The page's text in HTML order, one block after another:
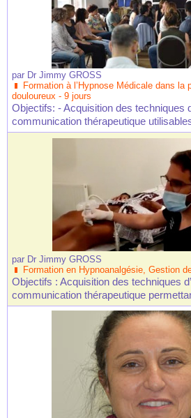
par Dr Jimmy GROSS
Formation à l’Hypnose Médicale dans la
douloureux - 9 jours
Objectifs: - Acquisition des techniques
communication thérapeutique
par Dr Jimmy GROSS
Formation en Hypnoanalgésie, Gestion
Objectifs : Acquisition des techniques
communication thérapeutique